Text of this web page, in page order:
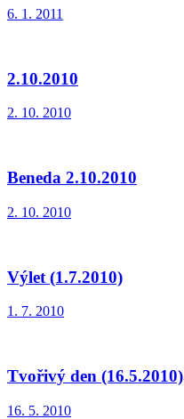
6. 1. 2011
2.10.2010
2. 10. 2010
Beneda 2.10.2010
2. 10. 2010
Výlet (1.7.2010)
1. 7. 2010
Tvořivý den (16.5.2010)
16. 5. 2010